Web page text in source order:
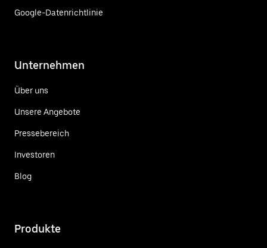
Google-Datenrichtlinie
Unternehmen
Über uns
Unsere Angebote
Pressebereich
Investoren
Blog
Produkte